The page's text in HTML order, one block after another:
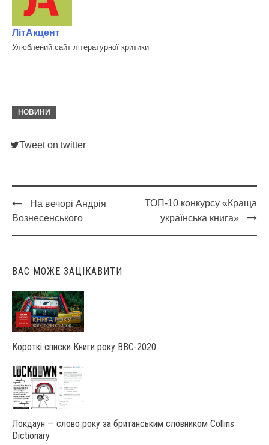
ЛітАкцент
Улюблений сайт літературної критики
НОВИНИ
Tweet on twitter
Post
navigation
На вечорі Андрія
Вознесенського
ТОП-10 конкурсу «Краща
українська книга»
ВАС МОЖЕ ЗАЦІКАВИТИ
Короткі списки Книги року ВВС-2020
Локдаун — слово року за британським словником Collins
Dictionary